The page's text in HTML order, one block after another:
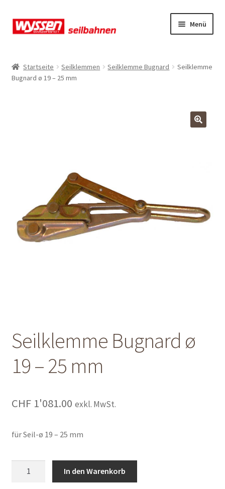
Zur
Navigation
Zum
Inhalt
Menü
Kasse
Mein Konto
Shop
Warenkorb
Startseite Seilklemmen Seilklemme Bugnard
Seilklemme
Bugnard ø 19 – 25 mm
Seilklemme Bugnard ø
19 – 25 mm
CHF1'081.00 exkl. MwSt.
für Seil-ø 19 – 25 mm
In den Warenkorb